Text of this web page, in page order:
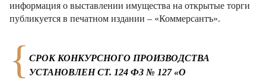
информация о выставлении имущества на открытые торги
публикуется в печатном издании – «Коммерсантъ».
СРОК КОНКУРСНОГО ПРОИЗВОДСТВА
УСТАНОВЛЕН СТ. 124 ФЗ № 127 «О